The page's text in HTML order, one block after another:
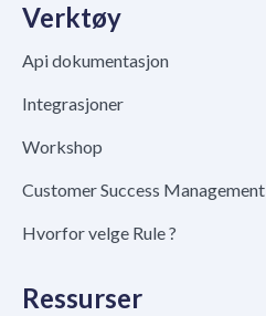
Verktøy
Api dokumentasjon
Integrasjoner
Workshop
Customer Success Management
Hvorfor velge Rule ?
Ressurser